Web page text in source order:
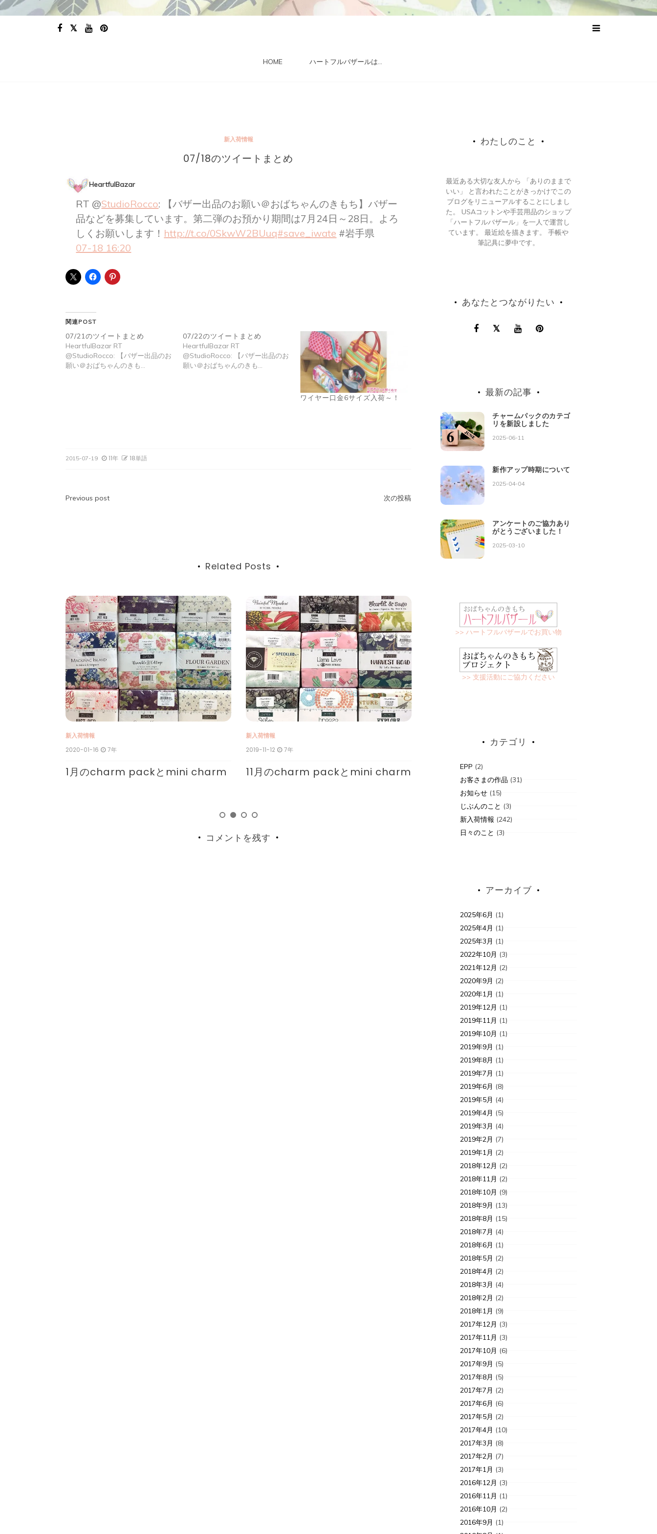
HOME ハートフルバザールは…
新入荷情報
07/18のツイートまとめ
HeartfulBazar
RT @StudioRocco: 【バザー出品のお願い＠おばちゃんのきもち】バザー
品などを募集しています。第二弾のお預かり期間は7月24日～28日。よろ
しくお願いします！ http://t.co/0SkwW2BUuq#save_iwate #岩手県
07-18 16:20
関連POST
07/21のツイートまとめ
HeartfulBazar RT
@StudioRocco: 【バザー出品のお
願い＠おばちゃんのきも…
07/22のツイートまとめ
HeartfulBazar RT
@StudioRocco: 【バザー出品のお
願い＠おばちゃんのきも…
ワイヤー口金6サイズ入荷～！
2015-07-19 11年 18単語
投
ー
シ
ョ
ン
Previous post 次の投稿
Related Posts
新入荷情報
2020-01-16 7年
1月のcharm packとmini charm
新入荷情報
2019-11-12 7年
11月のcharm packとmini charm
10月のcharm packとmini
charm
コメントを残す
わたしのこと
最近ある大切な友人から 「ありのままで
いい」 と言われたことがきっかけでこの
ブログをリニューアルすることにしまし
た。 USAコットンや手芸用品のショップ
「ハートフルバザール」を一人で運営し
ています。 最近絵を描きます。 手帳や
筆記具に夢中です。
あなたとつながりたい
最新の記事
チャームパックのカテゴ
リを新設しました
2025-06-11
新作アップ時期について
2025-04-04
アンケートのご協力あり
がとうございました！
2025-03-10
>> ハートフルバザールでお買い物
>> 支援活動にご協力ください
カテゴリ
EPP (2)
お客さまの作品 (31)
お知らせ (15)
じぶんのこと (3)
新入荷情報 (242)
日々のこと (3)
アーカイブ
2025年6月 (1)
2025年4月 (1)
2025年3月 (1)
2022年10月 (3)
2021年12月 (2)
2020年9月 (2)
2020年1月 (1)
2019年12月 (1)
2019年11月 (1)
2019年10月 (1)
2019年9月 (1)
2019年8月 (1)
2019年7月 (1)
2019年6月 (8)
2019年5月 (4)
2019年4月 (5)
2019年3月 (4)
2019年2月 (7)
2019年1月 (2)
2018年12月 (2)
2018年11月 (2)
2018年10月 (9)
2018年9月 (13)
2018年8月 (15)
2018年7月 (4)
2018年6月 (1)
2018年5月 (2)
2018年4月 (2)
2018年3月 (4)
2018年2月 (2)
2018年1月 (9)
2017年12月 (3)
2017年11月 (3)
2017年10月 (6)
2017年9月 (5)
2017年8月 (5)
2017年7月 (2)
2017年6月 (6)
2017年5月 (2)
2017年4月 (10)
2017年3月 (8)
2017年2月 (7)
2017年1月 (3)
2016年12月 (3)
2016年11月 (1)
2016年10月 (2)
2016年9月 (1)